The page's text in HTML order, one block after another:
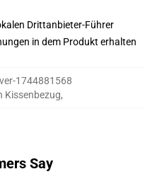
Drittanbieter-Führer
in dem Produkt erhalten
1744881568
Kissenbezug,
Say